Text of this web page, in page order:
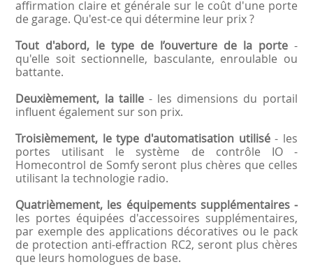
affirmation claire et générale sur le coût d'une porte
de garage. Qu'est-ce qui détermine leur prix ?
Tout d'abord, le type de l’ouverture de la porte-
qu'elle soit sectionnelle, basculante, enroulable ou
battante.
Deuxièmement, la taille- les dimensions du portail
influent également sur son prix.
Troisièmement, le type d'automatisation utilisé- les
portes utilisant le système de contrôle IO -
Homecontrol de Somfy seront plus chères que celles
utilisant la technologie radio.
Quatrièmement, les équipements supplémentaires -
les portes équipées d'accessoires supplémentaires,
par exemple des applications décoratives ou le pack
de protection anti-effraction RC2, seront plus chères
que leurs homologues de base.